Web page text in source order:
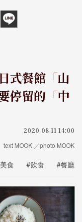
式餐館「山
停留的「中
2020-08-11 14:00
text MOOK ／photo MOOK
食 #飲食 #餐廳